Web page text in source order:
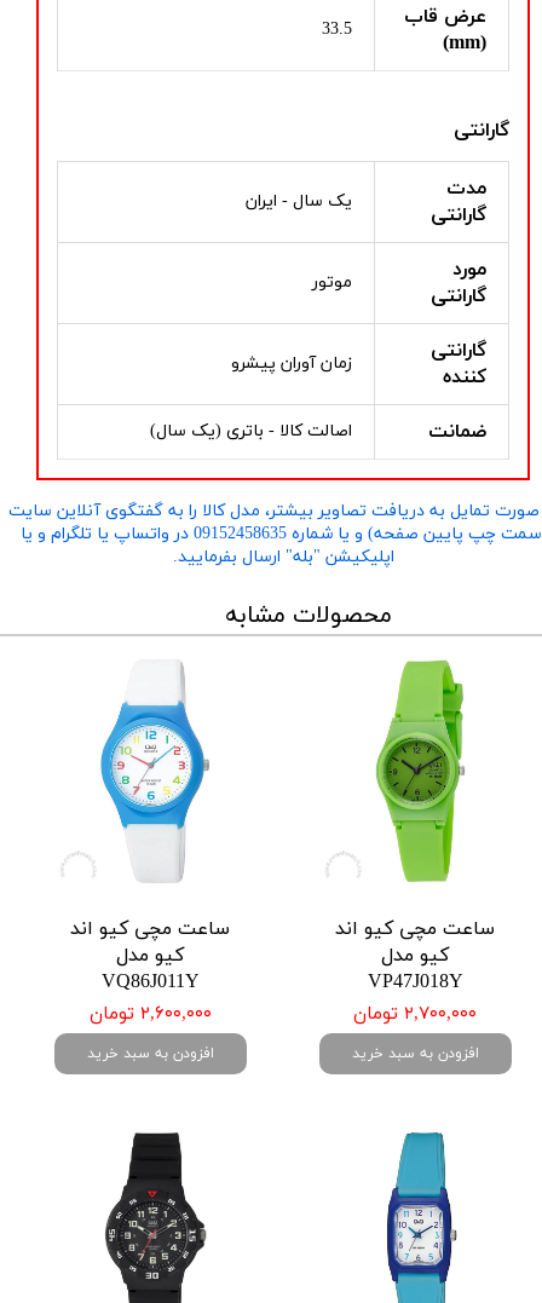
عرض قاب
(mm)
33.5
گارانتی
مدت
گارانتی
یک سال - ایران
مورد
گارانتی
موتور
گارانتی
کننده
زمان آوران پیشرو
ضمانت اصالت کالا - باتری (یک سال)
تمایل به دریافت تصاویر بیشتر، مدل کالا را به گفتگوی آنلاین سایت
​​​​​​​(سمت چپ پایین صفحه) و یا شماره 09152458635 در واتساپ یا تلگرام و یا
اپلیکیشن "بله" ارسال بفرمایید.
محصولات مشابه
ساعت مچی کیو اند
کیو مدل
VP47J018Y
۲,۷۰۰,۰۰۰ تومان
افزودن به سبد خرید
ساعت مچی کیو اند
کیو مدل
VQ86J011Y
۲,۶۰۰,۰۰۰ تومان
افزودن به سبد خرید